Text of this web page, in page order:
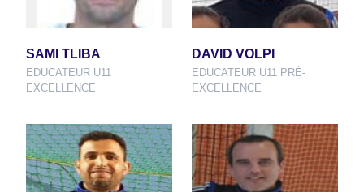
SAMI TLIBA
EDUCATEUR U11
EXCELLENCE
DAVID VOLPI
EDUCATEUR U11 PRÉ-
EXCELLENCE